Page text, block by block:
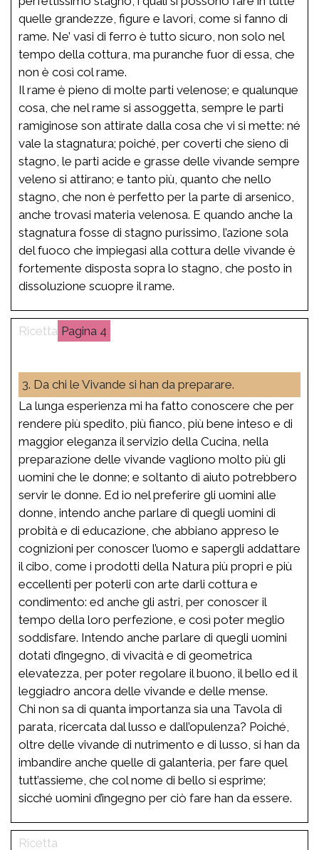
quelle grandezze, figure e lavori, come si fanno di
rame. Ne’ vasi di ferro è tutto sicuro, non solo nel
tempo della cottura, ma puranche fuor di essa, che
non è così col rame.
Il rame è pieno di molte parti velenose; e qualunque
cosa, che nel rame si assoggetta, sempre le parti
ramiginose son attirate dalla cosa che vi si mette: né
vale la stagnatura; poiché, per coverti che sieno di
stagno, le parti acide e grasse delle vivande sempre
veleno si attirano; e tanto più, quanto che nello
stagno, che non è perfetto per la parte di arsenico,
anche trovasi materia velenosa. E quando anche la
stagnatura fosse di stagno purissimo, l’azione sola
del fuoco che impiegasi alla cottura delle vivande è
fortemente disposta sopra lo stagno, che posto in
dissoluzione scuopre il rame.
4
3. Da chi le Vivande si han da preparare.
La lunga esperienza mi ha fatto conoscere che per
rendere più spedito, più fianco, più bene inteso e di
maggior eleganza il servizio della Cucina, nella
preparazione delle vivande vagliono molto più gli
uomini che le donne; e soltanto di aiuto potrebbero
servir le donne. Ed io nel preferire gli uomini alle
donne, intendo anche parlare di quegli uomini di
probità e di educazione, che abbiano appreso le
cognizioni per conoscer l’uomo e sapergli addattare
il cibo, come i prodotti della Natura più propri e più
eccellenti per poterli con arte darli cottura e
condimento: ed anche gli astri, per conoscer il
tempo della loro perfezione, e così poter meglio
soddisfare. Intendo anche parlare di quegli uomini
dotati d’ingegno, di vivacità e di geometrica
elevatezza, per poter regolare il buono, il bello ed il
leggiadro ancora delle vivande e delle mense.
Chi non sa di quanta importanza sia una Tavola di
parata, ricercata dal lusso e dall’opulenza? Poiché,
oltre delle vivande di nutrimento e di lusso, si han da
imbandire anche quelle di galanteria, per fare quel
tutt’assieme, che col nome di bello si esprime;
sicché uomini d’ingegno per ciò fare han da essere.